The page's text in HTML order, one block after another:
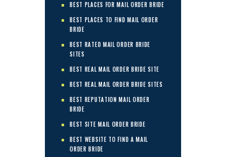
BEST PLACES FOR MAIL ORDER BRIDE
BEST PLACES TO FIND MAIL ORDER
BRIDE
BEST RATED MAIL ORDER BRIDE
SITES
BEST REAL MAIL ORDER BRIDE SITE
BEST REAL MAIL ORDER BRIDE SITES
BEST REPUTATION MAIL ORDER
BRIDE
BEST SITE MAIL ORDER BRIDE
BEST WEBSITE TO FIND A MAIL
ORDER BRIDE